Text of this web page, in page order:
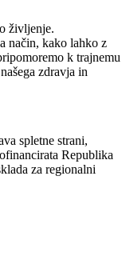
življenje.
način, kako lahko z
k trajnemu
zdravja in
spletne strani,
Republika
za regionalni